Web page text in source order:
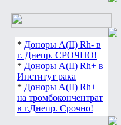
* Доноры А(ІІ) Rh- в
г. Днепр. СРОЧНО!
* Доноры А(ІІ) Rh+ в
Институт рака
* Доноры А(ІІ) Rh+
на тромбокончентрат
в г.Днепр. Срочно!